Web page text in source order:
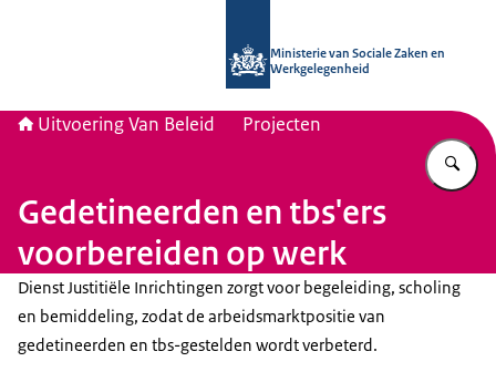
Ministerie van Sociale Zaken en
Werkgelegenheid
Uitvoering Van Beleid Projecten
Gedetineerden en tbs'ers
voorbereiden op werk
Dienst Justitiële Inrichtingen zorgt voor begeleiding, scholing
en bemiddeling, zodat de arbeidsmarktpositie van
gedetineerden en tbs-gestelden wordt verbeterd.